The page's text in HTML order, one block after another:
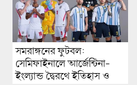
সমরাঙ্গনের ফুটবল:
সেমিফাইনালে আর্জেন্টিনা-
ইংল্যান্ড দ্বৈরথে ইতিহাস ও